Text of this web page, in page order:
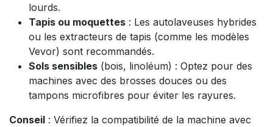
lourds.
Tapis ou moquettes : Les autolaveuses hybrides
ou les extracteurs de tapis (comme les modèles
Vevor) sont recommandés.
Sols sensibles (bois, linoléum) : Optez pour des
machines avec des brosses douces ou des
tampons microfibres pour éviter les rayures.
Conseil : Vérifiez la compatibilité de la machine avec